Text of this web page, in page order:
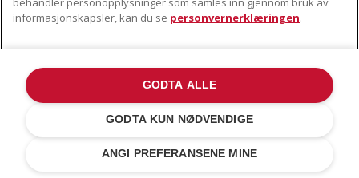
GENERELLE SPESIFIKASJONER
5KFP1644ECA
Kokebok
USP information
Separate enclosure
informasjonskapsler, kan du se personvernerklæringen.
ANGI PREFERANSENE MINE
GODTA KUN NØDVENDIGE
GODTA ALLE